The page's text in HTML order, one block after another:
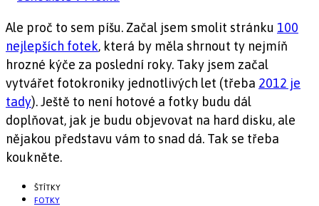
Ale proč to sem píšu. Začal jsem smolit stránku 100
nejlepších fotek, která by měla shrnout ty nejmíň
hrozné kýče za poslední roky. Taky jsem začal
vytvářet fotokroniky jednotlivých let (třeba 2012 je
tady). Ještě to není hotové a fotky budu dál
doplňovat, jak je budu objevovat na hard disku, ale
nějakou představu vám to snad dá. Tak se třeba
koukněte.
ŠTÍTKY
FOTKY